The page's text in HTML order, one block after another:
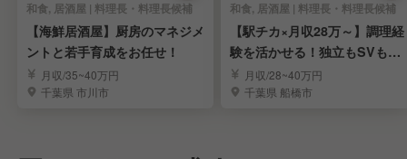
和食, 居酒屋 | 料理長・料理長候補
【海鮮居酒屋】厨房のマネジメ
ントと若手育成をお任せ！
月収/35~40万円
千葉県 市川市
和食, 居酒屋 | 料理長・料理長候補
【駅チカ×月収28万～】調理経
験を活かせる！独立もSVも目
指せる環境
月収/28~40万円
千葉県 船橋市